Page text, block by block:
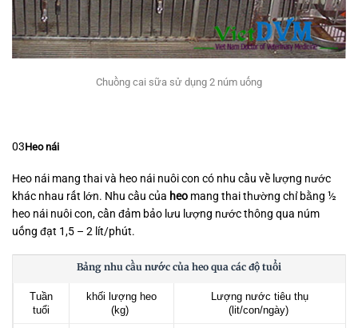
Chuồng cai sữa sử dụng 2 núm uống
03Heo nái
Heo nái mang thai và heo nái nuôi con có nhu cầu về lượng nước
khác nhau rất lớn. Nhu cầu của heo mang thai thường chỉ bằng ½
heo nái nuôi con, cần đảm bảo lưu lượng nước thông qua núm
uống đạt 1,5 – 2 lít/phút.
Bảng nhu cầu nước của heo qua các độ tuổi
Tuần
tuổi
khối lượng heo
(kg)
Lượng nước tiêu thụ
(lit/con/ngày)